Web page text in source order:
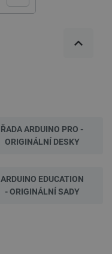
ŘADA ARDUINO PRO -
ORIGINÁLNÍ DESKY
ARDUINO EDUCATION
- ORIGINÁLNÍ SADY